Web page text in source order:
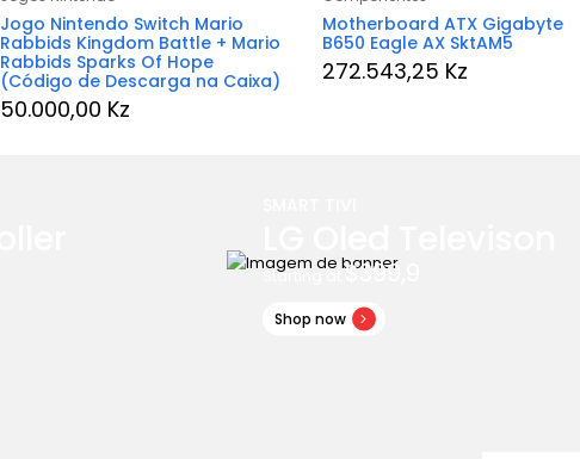
Jogo Nintendo Switch Mario
Rabbids Kingdom Battle + Mario
Rabbids Sparks Of Hope
(Código de Descarga na Caixa)
50.000,00 Kz
Motherboard ATX Gigabyte
B650 Eagle AX SktAM5
272.543,25 Kz
Starting at$399,9
Shop now